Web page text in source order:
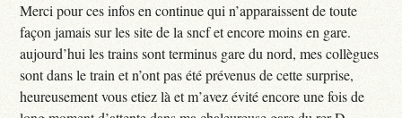
Merci pour ces infos en continue qui n’apparaissent de toute
façon jamais sur les site de la sncf et encore moins en gare.
aujourd’hui les trains sont terminus gare du nord, mes collègues
sont dans le train et n’ont pas été prévenus de cette surprise,
heureusement vous etiez là et m’avez évité encore une fois de